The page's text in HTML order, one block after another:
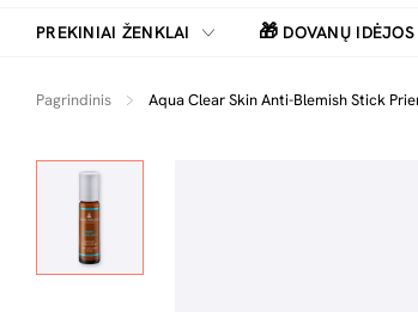
PREKINIAI ŽENKLAI 🎁 DOVANŲ IDĖJOS
Pagrindinis Aqua Clear Skin Anti-Blemish Stick